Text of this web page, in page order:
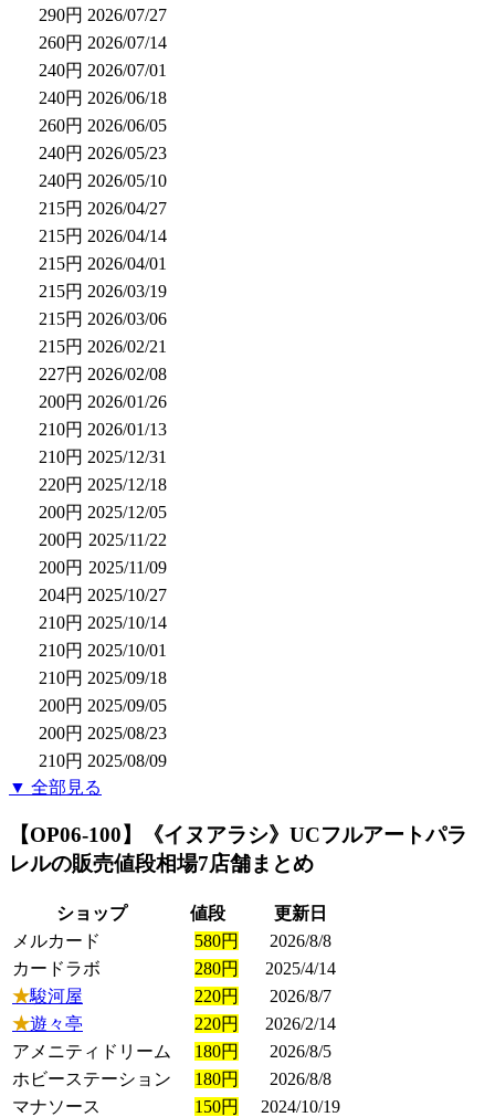
290円 2026/07/27
260円 2026/07/14
240円 2026/07/01
240円 2026/06/18
260円 2026/06/05
240円 2026/05/23
240円 2026/05/10
215円 2026/04/27
215円 2026/04/14
215円 2026/04/01
215円 2026/03/19
215円 2026/03/06
215円 2026/02/21
227円 2026/02/08
200円 2026/01/26
210円 2026/01/13
210円 2025/12/31
220円 2025/12/18
200円 2025/12/05
200円 2025/11/22
200円 2025/11/09
204円 2025/10/27
210円 2025/10/14
210円 2025/10/01
210円 2025/09/18
200円 2025/09/05
200円 2025/08/23
210円 2025/08/09
▼ 全部見る
【OP06-100】《イヌアラシ》UCフルアートパラ
レルの販売値段相場7店舗まとめ
ショップ 値段
更新日
メルカード
580円
2026/8/8
カードラボ
280円
2025/4/14
★駿河屋 220円
2026/8/7
★遊々亭 220円
2026/2/14
アメニティドリーム
180円
2026/8/5
ホビーステーション
180円
2026/8/8
マナソース
150円
2024/10/19